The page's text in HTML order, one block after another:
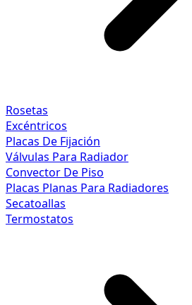
Rosetas
Excéntricos
Placas De Fijación
Válvulas Para Radiador
Convector De Piso
Placas Planas Para Radiadores
Secatoallas
Termostatos